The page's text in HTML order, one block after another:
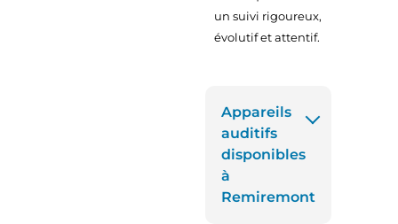
un suivi rigoureux,
évolutif et attentif.
Appareils
auditifs
disponibles
à
Remiremont